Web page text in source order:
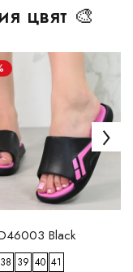
цвят 🎨
Black
38 39 40 41